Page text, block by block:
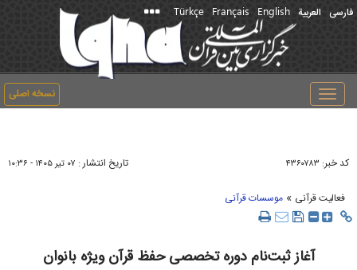
فارسی العربیة English
Français
Türkçe
نسخه اصلی
Toggle
navigation
کد خبر: ۴۳۶۰۷۸۳ تاریخ انتشار : ۰۷ تير ۱۴۰۵ - ۱۰:۳۶
فعالیت قرآنی » موسسات قرآنی
آغاز ثبت‌نام دوره تخصصی حفظ قرآن ویژه بانوان